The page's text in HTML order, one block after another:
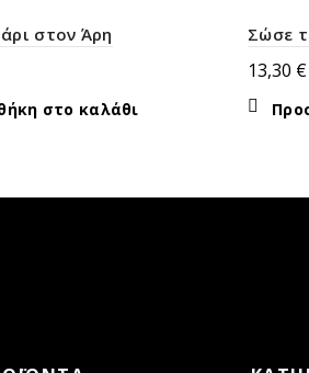
στον Άρη
στο καλάθι
Σώσε
13,30 €